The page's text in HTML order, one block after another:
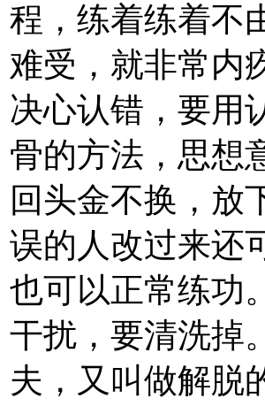
程，练着练着不
难受，就非常内
决心认错，要用
骨的方法，思想
回头金不换，放
误的人改过来还
也可以正常练功
干扰，要清洗掉
夫，又叫做解脱